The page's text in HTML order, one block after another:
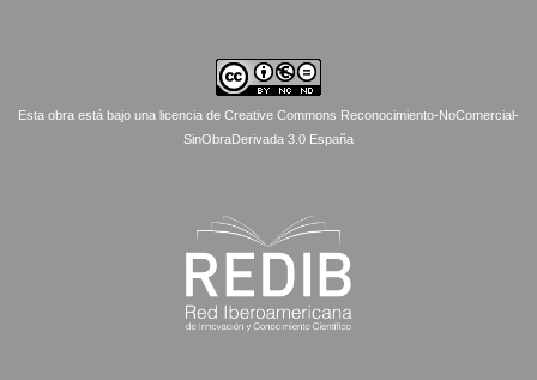
Esta obra está bajo una licencia de Creative Commons Reconocimiento-NoComercial-
SinObraDerivada 3.0 España